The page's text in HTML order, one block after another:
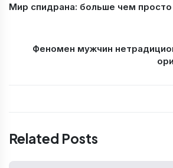
Мир спидрана: больше чем просто
Феномен мужчин
Related Posts